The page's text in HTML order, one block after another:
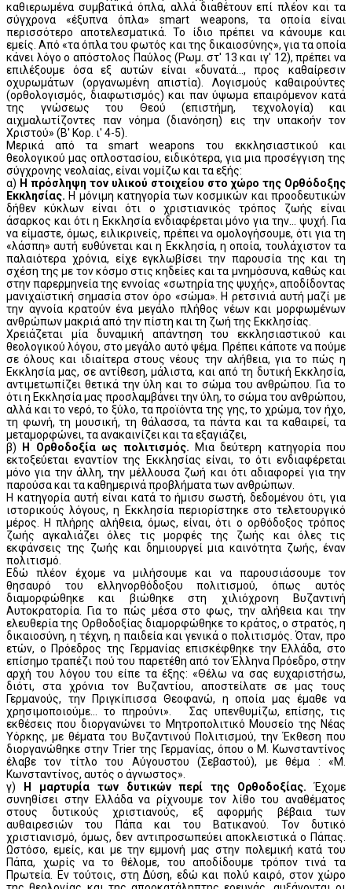
καθιερωμένα συμβατικά όπλα, αλλά διαθέτουν επί πλέον και τα
σύγχρονα «έξυπνα όπλα» smart weapons, τα οποία είναι
περισσότερο αποτελεσματικά. Το ίδιο πρέπει να κάνουμε και
εμείς. Από «τα όπλα του φωτός και της δικαιοσύνης», για τα οποία
κάνει λόγο ο απόστολος Παύλος (Ρωμ. στ' 13 και ιγ' 12), πρέπει να
επιλέξουμε όσα εξ αυτών είναι «δυνατά..., προς καθαίρεσιν
οχυρωμάτων (οργανωμένη απιστία). Λογισμούς καθαιρούντες
(ορθολογισμός, διαφωτισμός) και παν ύψωμα επαιρόμενον κατά
της γνώσεως του Θεού (επιστήμη, τεχνολογία) και
αιχμαλωτίζοντες παν νόημα (διανόηση) εις την υπακοήν τον
Χριστού» (Β' Κορ. ι' 4-5).
Μερικά από τα smart weapons του εκκλησιαστικού και
θεολογικού μας οπλοστασίου, ειδικότερα, για μια προσέγγιση της
σύγχρονης νεολαίας, είναι νομίζω και τα εξής:
α) Η πρόσληψη τον υλικού στοιχείου στο χώρο της Ορθόδοξης
Εκκλησίας. Η μόνιμη κατηγορία των κοσμικών και προοδευτικών
δήθεν κύκλων είναι ότι ο χριστιανικός τρόπος ζωής είναι
άσαρκος και ότι η Εκκλησία ενδιαφέρεται μόνο για την... ψυχή. Για
να είμαστε, όμως, ειλικρινείς, πρέπει να ομολογήσουμε, ότι για τη
«λάσπη» αυτή ευθύνεται και η Εκκλησία, η οποία, τουλάχιστον τα
παλαιότερα χρόνια, είχε εγκλωβίσει την παρουσία της και τη
σχέση της με τον κόσμο στις κηδείες και τα μνημόσυνα, καθώς και
στην παρερμηνεία της εννοίας «σωτηρία της ψυχής», αποδίδοντας
μανιχαϊστική σημασία στον όρο «σώμα». Η ρετσινιά αυτή μαζί με
την αγνοία κρατούν ένα μεγάλο πλήθος νέων και μορφωμένων
ανθρώπων μακριά από την πίστη και τη ζωή της Εκκλησίας.
Χρειάζεται μία δυναμική απάντηση του εκκλησιαστικού και
θεολογικού λόγου, στο μεγάλο αυτό ψέμα. Πρέπει κάποτε να πούμε
σε όλους και ιδιαίτερα στους νέους την αλήθεια, για το πώς η
Εκκλησία μας, σε αντίθεση, μάλιστα, και από τη δυτική Εκκλησία,
αντιμετωπίζει θετικά την ύλη και το σώμα του ανθρώπου. Για το
ότι η Εκκλησία μας προσλαμβάνει την ύλη, το σώμα του ανθρώπου,
αλλά και το νερό, το ξύλο, τα προϊόντα της γης, το χρώμα, τον ήχο,
τη φωνή, τη μουσική, τη θάλασσα, τα πάντα και τα καθαιρεί, τα
μεταμορφώνει, τα ανακαινίζει και τα εξαγιάζει,
β)
Η Ορθοδοξία ως πολιτισμός. Μια δεύτερη κατηγορία που
εκτοξεύεται εναντίον της Εκκλησίας είναι, το ότι ενδιαφέρεται
μόνο για την άλλη, την μέλλουσα ζωή και ότι αδιαφορεί για την
παρούσα και τα καθημερινά προβλήματα των ανθρώπων.
Η κατηγορία αυτή είναι κατά το ήμισυ σωστή, δεδομένου ότι, για
ιστορικούς λόγους, η Εκκλησία περιορίστηκε στο τελετουργικό
μέρος. Η πλήρης αλήθεια, όμως, είναι, ότι ο ορθόδοξος τρόπος
ζωής αγκαλιάζει όλες τις μορφές της ζωής και όλες τις
εκφάνσεις της ζωής και δημιουργεί μια καινότητα ζωής, έναν
πολιτισμό.
Εδώ πλέον έχομε να μιλήσουμε και να παρουσιάσουμε τον
θησαυρό του ελληνορθόδοξου πολιτισμού, όπως αυτός
διαμορφώθηκε και βιώθηκε στη χιλιόχρονη Βυζαντινή
Αυτοκρατορία. Για το πώς μέσα στο φως, την αλήθεια και την
ελευθερία της Ορθοδοξίας διαμορφώθηκε το κράτος, ο στρατός, η
δικαιοσύνη, η τέχνη, η παιδεία και γενικά ο πολιτισμός. Όταν, προ
ετών, ο Πρόεδρος της Γερμανίας επισκέφθηκε την Ελλάδα, στο
επίσημο τραπέζι πού του παρετέθη από τον Έλληνα Πρόεδρο, στην
αρχή του λόγου του είπε τα έξης: «Θέλω να σας ευχαριστήσω,
διότι, στα χρόνια τον Βυζαντίου, αποστείλατε σε μας τους
Γερμανούς, την Πριγκίπισσα Θεοφανώ, η οποία μας έμαθε να
χρησιμοποιούμε... το πηρούνι». Σας υπενθυμίζω, επίσης, τις
εκθέσεις που διοργανώνει το Μητροπολιτικό Μουσείο της Νέας
Υόρκης, με θέματα του Βυζαντινού Πολιτισμού, την Έκθεση που
διοργανώθηκε στην Τrier της Γερμανίας, όπου ο Μ. Κωνσταντίνος
έλαβε τον τίτλο του Αύγουστου (Σεβαστού), με θέμα : «Μ.
Κωνσταντίνος, αυτός ο άγνωστος».
γ)
Η μαρτυρία των δυτικών περί της Ορθοδοξίας. Έχομε
συνηθίσει στην Ελλάδα να ρίχνουμε τον λίθο του αναθέματος
στους δυτικούς χριστιανούς, εξ αφορμής βέβαια των
αυθαιρεσιών του Πάπα και του Βατικανού. Τον δυτικό
χριστιανισμό, όμως, δεν αντιπροσωπεύει αποκλειστικά ο Πάπας.
Ωστόσο, εμείς, και με την εμμονή μας στην πολεμική κατά του
Πάπα, χωρίς να το θέλομε, του αποδίδουμε τρόπον τινά τα
Πρωτεία. Εν τούτοις, στη Δύση, εδώ και πολύ καιρό, στον χώρο